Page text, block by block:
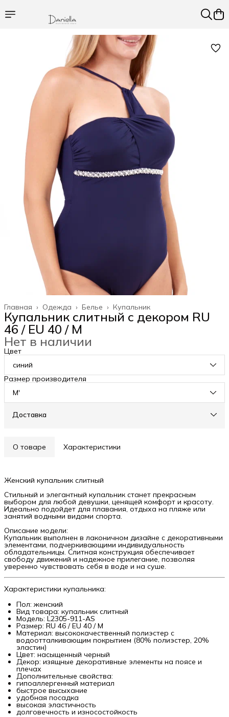
Купальник
Белье ›
Одежда ›
Главная ›
Купальник слитный с декором RU
46 / EU 40 / M
Нет в наличии
Цвет
синий
Размер производителя
M'
Доставка
О товаре Характеристики
Женский купальник слитный
Стильный и элегантный купальник станет прекрасным
выбором для любой девушки, ценящей комфорт и красоту.
Идеально подойдет для плавания, отдыха на пляже или
занятий водными видами спорта.
Описание модели:
Купальник выполнен в лаконичном дизайне с декоративными
элементами, подчеркивающими индивидуальность
обладательницы. Слитная конструкция обеспечивает
свободу движений и надежное прилегание, позволяя
уверенно чувствовать себя в воде и на суше.
Характеристики купальника:
Пол: женский
Вид товара: купальник слитный
Модель: L2305-911-AS
Размер: RU 46 / EU 40 / M
Материал: высококачественный полиэстер с
водоотталкивающим покрытием (80% полиэстер, 20%
эластин)
Цвет: насыщенный черный
Декор: изящные декоративные элементы на поясе и
плечах
Дополнительные свойства:
гипоаллергенный материал
быстрое высыхание
удобная посадка
высокая эластичность
долговечность и износостойкость